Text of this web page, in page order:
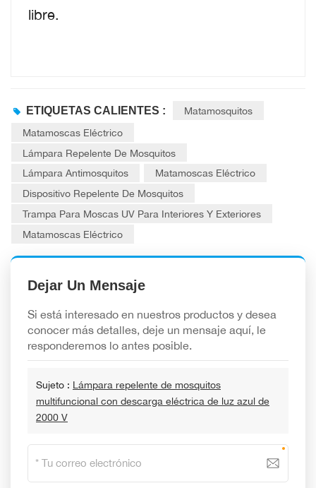
libre.
ETIQUETAS CALIENTES :
Matamosquitos
Matamoscas Eléctrico
Lámpara Repelente De Mosquitos
Lámpara Antimosquitos
Matamoscas Eléctrico
Dispositivo Repelente De Mosquitos
Trampa Para Moscas UV Para Interiores Y Exteriores
Matamoscas Eléctrico
Dejar Un Mensaje
Si está interesado en nuestros productos y desea
conocer más detalles, deje un mensaje aquí, le
responderemos lo antes posible.
Sujeto : Lámpara repelente de mosquitos
multifuncional con descarga eléctrica de luz azul de
2000 V